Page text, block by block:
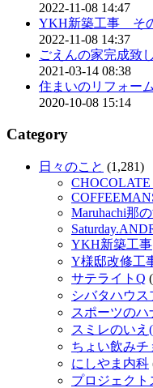
2022-11-08 14:47
YKH新築工事 そ
2022-11-08 14:37
ごえんの家完成致
2021-03-14 08:38
住まいのリフォー
2020-10-08 15:14
Category
日々のこと (1,281)
CHOCOLATE
Maruhachi那
YKH新築工事
Y様邸改修工
サテライトQ
シバタハウス
スポーツのハ
スミレのいえ
ちょい飲みチ
にしやま内科
プロジェクト